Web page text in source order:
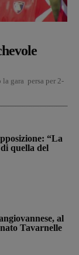
gara persa per 2-
“La
quella del
al
Tavarnelle